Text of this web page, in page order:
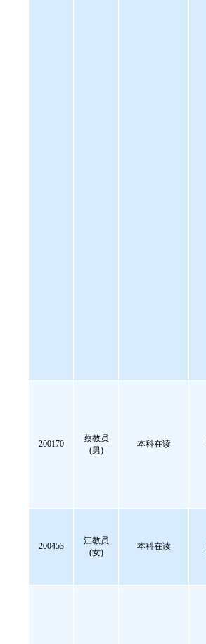
200170
蔡教员
(男)
本科在读
200453
江教员
(女)
本科在读